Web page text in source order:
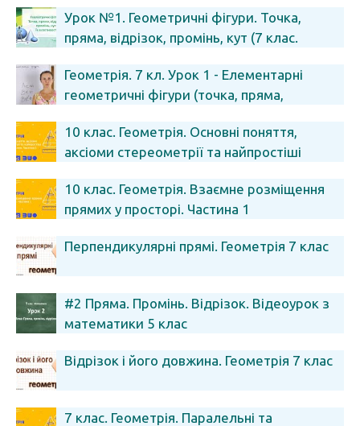
Урок №1. Геометричні фігури. Точка,
пряма, відрізок, промінь, кут (7 клас.
Геометрія. 7 кл. Урок 1 - Елементарні
геометричні фігури (точка, пряма,
10 клас. Геометрія. Основні поняття,
аксіоми стереометрії та найпростіші
10 клас. Геометрія. Взаємне розміщення
прямих у просторі. Частина 1
Перпендикулярні прямі. Геометрія 7 клас
#2 Пряма. Промінь. Відрізок. Відеоурок з
математики 5 клас
Відрізок і його довжина. Геометрія 7 клас
7 клас. Геометрія. Паралельні та